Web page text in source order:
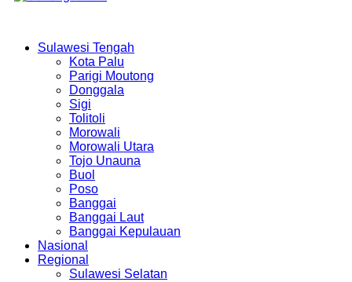
Sulawesi Tengah
Kota Palu
Parigi Moutong
Donggala
Sigi
Tolitoli
Morowali
Morowali Utara
Tojo Unauna
Buol
Poso
Banggai
Banggai Laut
Banggai Kepulauan
Nasional
Regional
Sulawesi Selatan